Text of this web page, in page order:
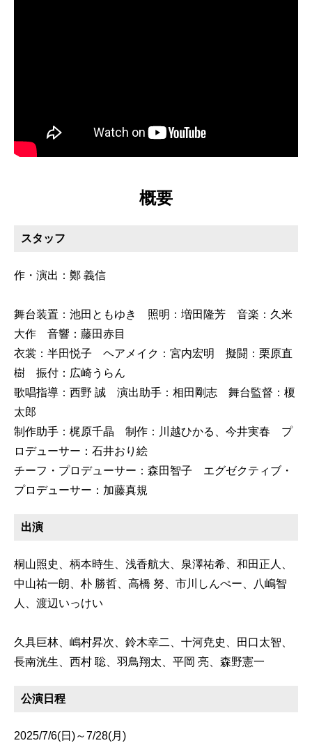
概要
スタッフ
作・演出：鄭 義信
舞台装置：池田ともゆき 照明：増田隆芳 音楽：久米
大作 音響：藤田赤目
衣裳：半田悦子 ヘアメイク：宮内宏明 擬闘：栗原直
樹 振付：広崎うらん
歌唱指導：西野 誠 演出助手：相田剛志 舞台監督：榎
太郎
制作助手：梶原千晶 制作：川越ひかる、今井実春 プ
ロデューサー：石井おり絵
チーフ・プロデューサー：森田智子 エグゼクティブ・
プロデューサー：加藤真規
出演
桐山照史、柄本時生、浅香航大、泉澤祐希、和田正人、
中山祐一朗、朴 勝哲、高橋 努、市川しんぺー、八嶋智
人、渡辺いっけい
久具巨林、嶋村昇次、鈴木幸二、十河尭史、田口太智、
長南洸生、西村 聡、羽鳥翔太、平岡 亮、森野憲一
公演日程
2025/7/6(日)～7/28(月)